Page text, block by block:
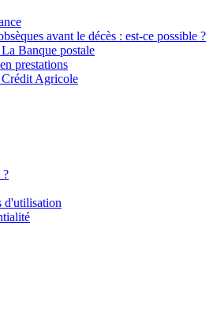
avant le décès : est-ce possible ?
Banque postale
prestations
Crédit Agricole
?
d'utilisation